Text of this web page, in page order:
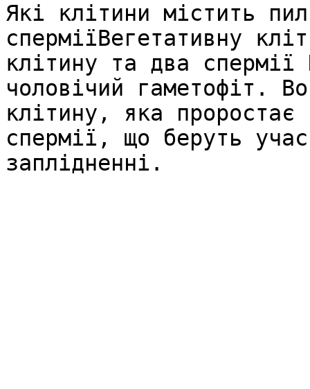
Які клітини містить
сперміїВегетативну
клітину та два
чоловічий гаметофіт.
клітину, яка
спермії, що беруть